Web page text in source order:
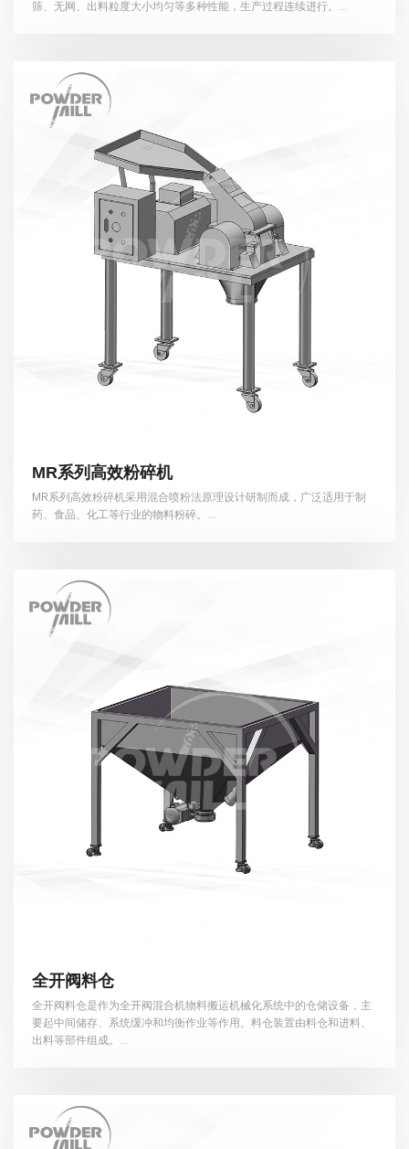
筛、无网、出料粒度大小均匀等多种性能，生产过程连续进行。...
MR系列高效粉碎机
MR系列高效粉碎机采用混合喷粉法原理设计研制而成，广泛适用于制
药、食品、化工等行业的物料粉碎。...
全开阀料仓
全开阀料仓是作为全开阀混合机物料搬运机械化系统中的仓储设备，主
要起中间储存、系统缓冲和均衡作业等作用。料仓装置由料仓和进料、
出料等部件组成。...